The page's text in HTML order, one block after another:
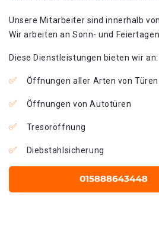
Unsere Mitarbeiter sind innerhalb
Wir arbeiten an Sonn- und
Diese Dienstleistungen bieten wir an:
Öffnungen aller Arten von Türen
Öffnungen von Autotüren
Tresoröffnung
Diebstahlsicherung